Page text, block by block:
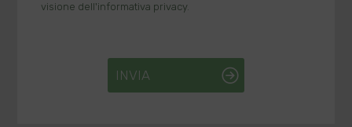
visione dell'informativa privacy.
INVIA